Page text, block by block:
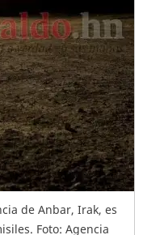
de Anbar, Irak, es
Foto: Agencia